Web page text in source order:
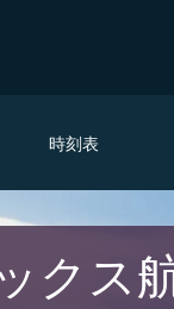
時刻表
クス